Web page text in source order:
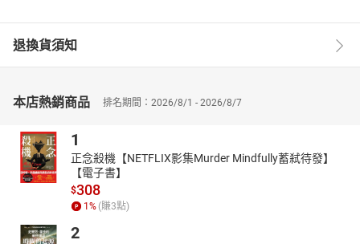
退換貨須知
本店熱銷商品 排名期間：2026/8/1 - 2026/8/7
1
正念殺機【NETFLIX影集Murder Mindfully蓄弒待發】
【電子書】
$308
1 % (賺3點)
2